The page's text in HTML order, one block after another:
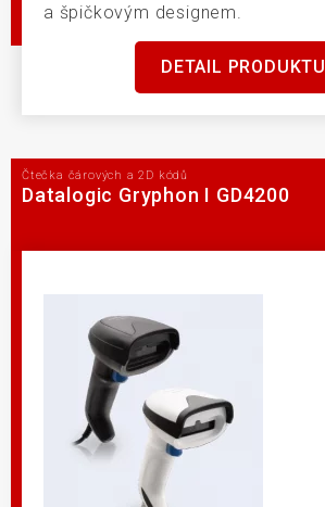
a špičkovým designem.
DETAIL PRODUKTU
Čtečka čárových a 2D kódů
Datalogic Gryphon I GD4200